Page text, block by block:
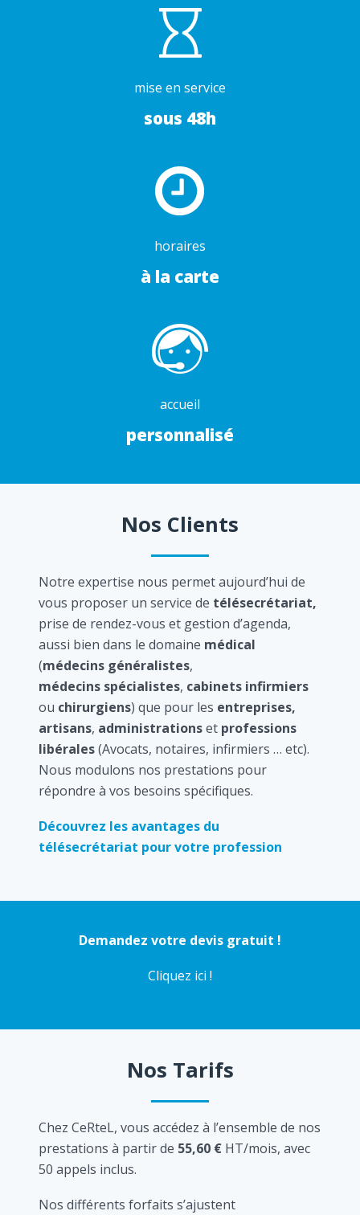
mise en service
sous 48h
horaires
à la carte
accueil
personnalisé
Nos Clients
Notre expertise nous permet aujourd’hui de
vous proposer un service de télésecrétariat,
prise de rendez-vous et gestion d’agenda,
aussi bien dans le domaine médical
(médecins généralistes,
médecins spécialistes, cabinets infirmiers
ou chirurgiens) que pour les entreprises,
artisans, administrationset professions
libérales(Avocats, notaires, infirmiers … etc).
Nous modulons nos prestations pour
répondre à vos besoins spécifiques.
Découvrez les avantages du
télésecrétariat pour votre profession
Demandez votre devis gratuit !
Cliquez ici !
Nos Tarifs
Chez CeRteL, vous accédez à l’ensemble de nos
prestations à partir de 55,60 € HT/mois, avec
50 appels inclus.
Nos différents forfaits s’ajustent